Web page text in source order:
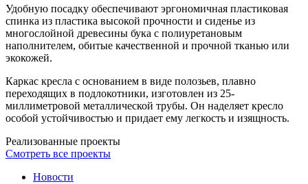
Удобную посадку обеспечивают эргономичная пластиковая
спинка из пластика высокой прочности и сиденье из
многослойной древесины бука с полиуретановым
наполнителем, обитые качественной и прочной тканью или
экокожей.
Каркас кресла с основанием в виде полозьев, плавно
переходящих в подлокотники, изготовлен из 25-
миллиметровой металлической трубы. Он наделяет кресло
особой устойчивостью и придает ему легкость и изящность.
Реализованные проекты
Смотреть все проекты
Новости